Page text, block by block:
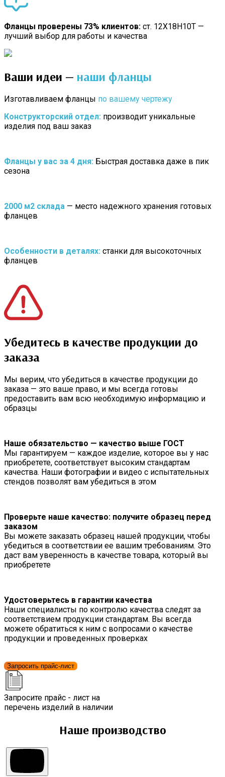
Фланцы проверены 73% клиентов: ст. 12Х18Н10Т —
лучший выбор для работы и качества
Ваши идеи — наши фланцы
Изготавливаем фланцы по вашему чертежу
Конструкторский отдел: производит уникальные
изделия под ваш заказ
Фланцы у вас за 4 дня: Быстрая доставка даже в пик
сезона
2000 м2 склада — место надежного хранения готовых
фланцев
Особенности в деталях: станки для высокоточных
фланцев
Убедитесь в качестве продукции до
заказа
Мы верим, что убедиться в качестве продукции до
заказа — это ваше право, и мы всегда готовы
предоставить вам всю необходимую информацию и
образцы
Наше обязательство — качество выше ГОСТ
Мы гарантируем — каждое изделие, которое вы у нас
приобретете, соответствует высоким стандартам
качества. Наши фотографии и видео с испытательных
стендов позволят вам убедиться в этом
Проверьте наше качество: получите образец перед
заказом
Вы можете заказать образец нашей продукции, чтобы
убедиться в соответствии ее вашим требованиям. Это
даст вам уверенность в качестве товара, который вы
приобретете
Удостоверьтесь в гарантии качества
Наши специалисты по контролю качества следят за
соответствием продукции стандартам. Вы всегда
можете обратиться к ним с вопросами о качестве
продукции и проведенных проверках
Запросить прайс-лист
Запросите прайс - лист на
перечень изделий в наличии
Наше производство